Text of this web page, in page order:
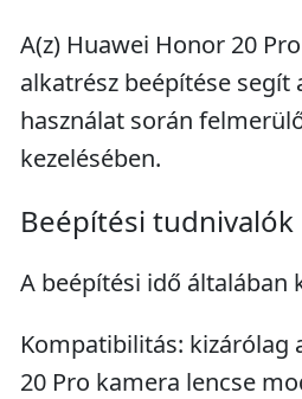
A(z) Huawei Honor 20
alkatrész beépítése segít
használat során
kezelésében.
Beépítési tudnivalók
A beépítési idő általában
Kompatibilitás: kizárólag
20 Pro kamera lencse